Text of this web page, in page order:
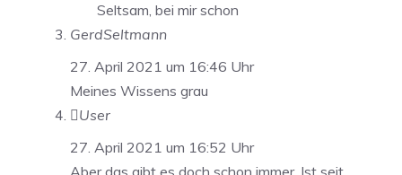
Seltsam, bei mir schon
GerdSeltmann
27. April 2021 um 16:46 Uhr
Meines Wissens grau
User
27. April 2021 um 16:52 Uhr